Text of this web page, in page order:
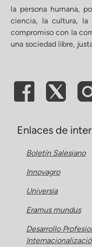
la persona humana,
ciencia, la cultura, la
compromiso con la
una sociedad libre,
Enlaces de
Boletín Salesiano
Innovagro
Universia
Eramus mundus
Desarrollo